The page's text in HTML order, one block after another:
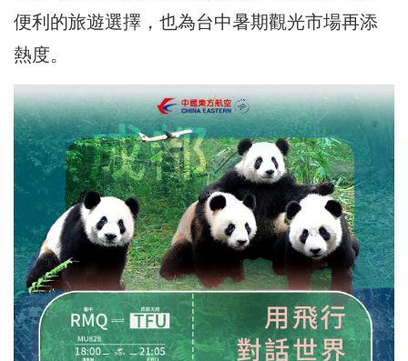
便利的旅遊選擇，也為台中暑期觀光市場再添
熱度。